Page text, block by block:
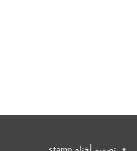
تصميم أختام stamp